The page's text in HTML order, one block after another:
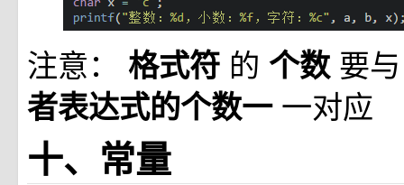
注意： 格式符 的 个数 要
者表达式的个数一 一对应
十、常量